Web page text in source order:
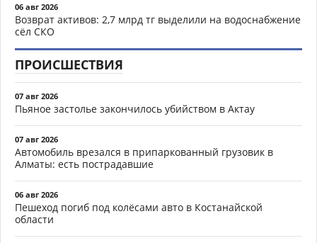
06 авг 2026
Возврат активов: 2,7 млрд тг выделили на водоснабжение
сёл СКО
ПРОИСШЕСТВИЯ
07 авг 2026
Пьяное застолье закончилось убийством в Актау
07 авг 2026
Автомобиль врезался в припаркованный грузовик в
Алматы: есть пострадавшие
06 авг 2026
Пешеход погиб под колёсами авто в Костанайской
области